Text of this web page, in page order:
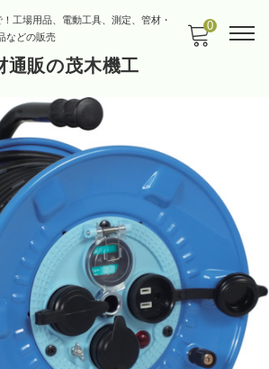
工場用品、電動工具、測定、管材・
などの販売
通販の茂木機工
0